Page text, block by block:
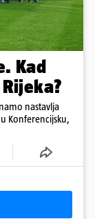
Kad
nastavlja
Konferencijsku,